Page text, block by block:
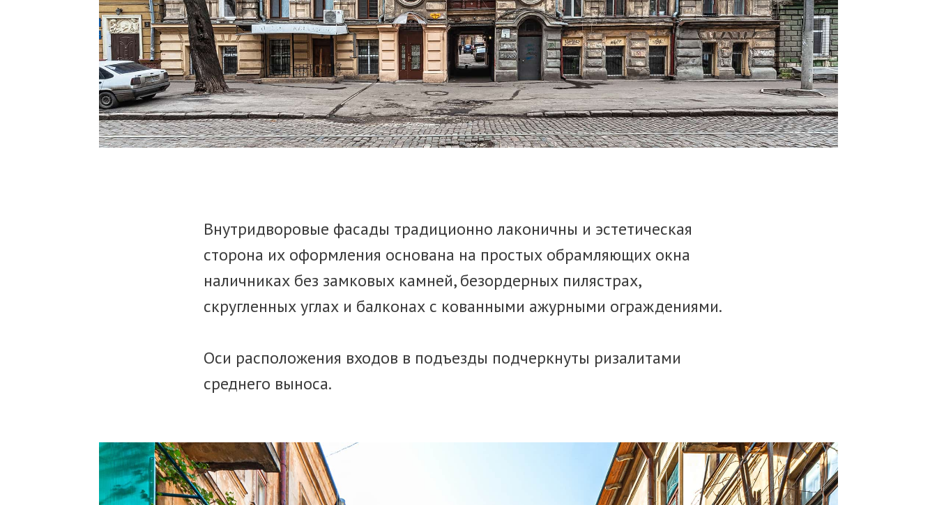
Внутридворовые фасады традиционно лаконичны и эстетическая
сторона их оформления основана на простых обрамляющих окна
наличниках без замковых камней, безордерных пилястрах,
скругленных углах и балконах с кованными ажурными ограждениями.
Оси расположения входов в подъезды подчеркнуты ризалитами
среднего выноса.